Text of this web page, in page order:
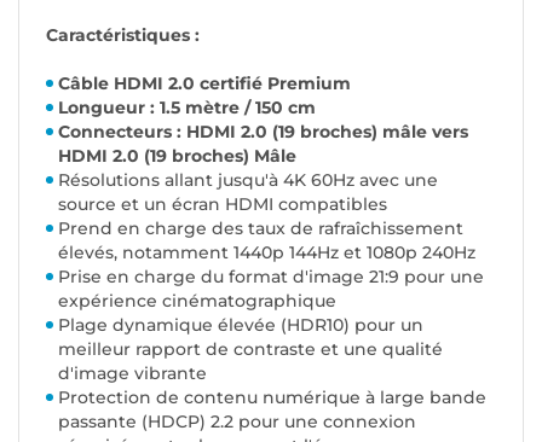
Caractéristiques :
Câble HDMI 2.0 certifié Premium
Longueur : 1.5 mètre / 150 cm
Connecteurs : HDMI 2.0 (19 broches) mâle vers
HDMI 2.0 (19 broches) Mâle
Résolutions allant jusqu'à 4K 60Hz avec une
source et un écran HDMI compatibles
Prend en charge des taux de rafraîchissement
élevés, notamment 1440p 144Hz et 1080p 240Hz
Prise en charge du format d'image 21:9 pour une
expérience cinématographique
Plage dynamique élevée (HDR10) pour un
meilleur rapport de contraste et une qualité
d'image vibrante
Protection de contenu numérique à large bande
passante (HDCP) 2.2 pour une connexion